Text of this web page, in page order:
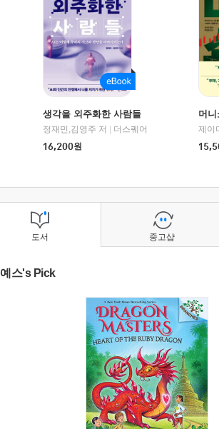
생각을 외주화한 사람들
정재민,김영주 저
더스퀘어
16,200원
머
도서
예스's Pick
중고샵